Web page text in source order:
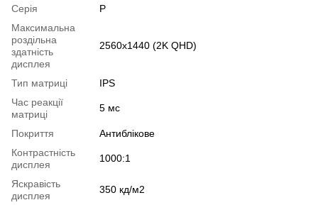
Серія
Р
Максимальна
роздільна
здатність
дисплея
2560x1440 (2K QHD)
Тип матриці
IPS
Час реакції
матриці
5 мс
Покриття
Антиблікове
Контрастність
дисплея
1000:1
Яскравість
дисплея
350 кд/м2